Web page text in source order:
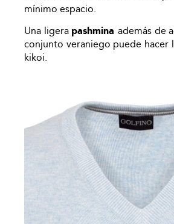
mínimo espacio.
Una ligera pashminaademás de
conjunto veraniego puede hacer
kikoi.